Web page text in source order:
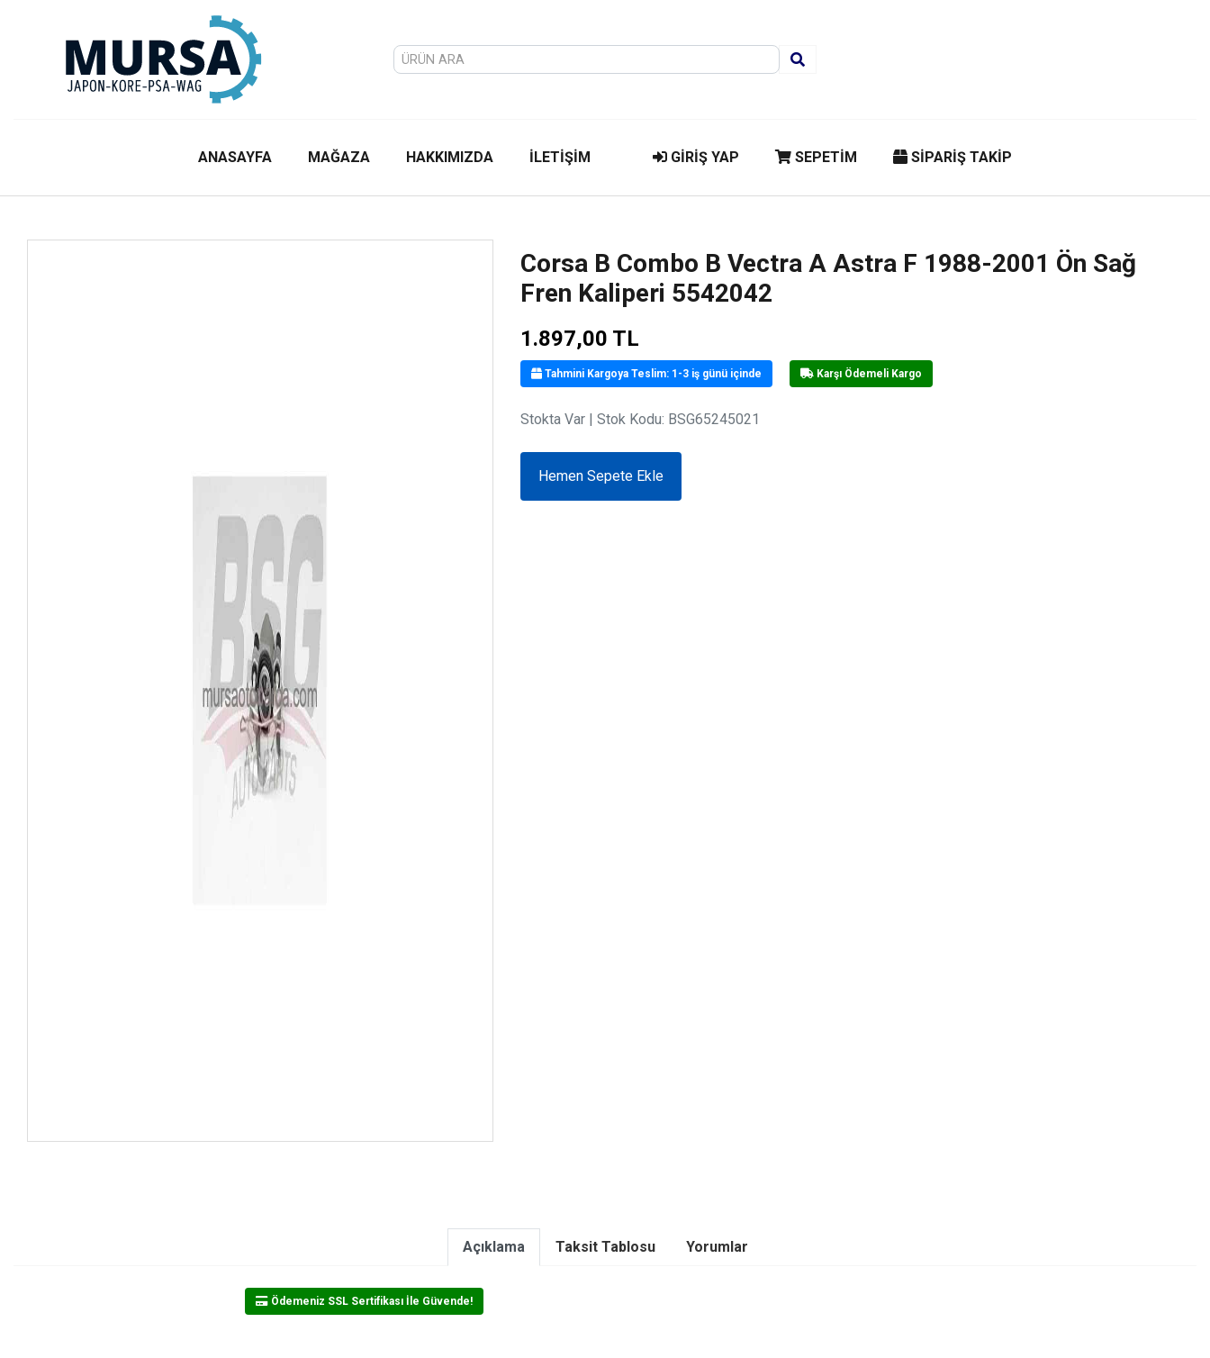
ANASAYFA MAĞAZA HAKKIMIZDA İLETİŞİM GİRİŞ YAP SEPETİM SİPARİŞ TAKİP
Corsa B Combo B Vectra A Astra F 1988-2001 Ön Sağ
Fren Kaliperi 5542042
1.897,00 TL
Tahmini Kargoya Teslim: 1-3 iş günü içinde Karşı Ödemeli Kargo
Stokta Var| Stok Kodu: BSG65245021
Hemen Sepete Ekle
Açıklama Taksit Tablosu Yorumlar
Ödemeniz SSL Sertifikası İle Güvende!